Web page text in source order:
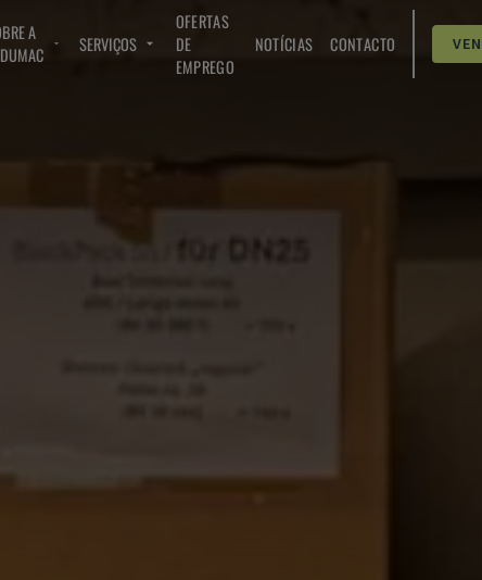
A
SERVIÇOS
OFERTAS
DE
EMPREGO
NOTÍCIAS CONTACTO